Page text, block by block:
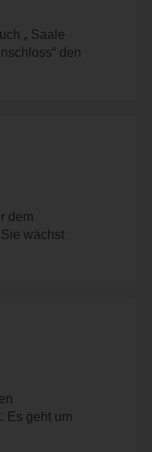
„ Saale
den
dem
wächst
Es geht um